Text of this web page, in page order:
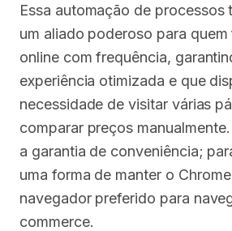
Essa automação de processos
um aliado poderoso para
online com frequência,
experiência otimizada e que
necessidade de visitar várias
comparar preços
a garantia de conveniência;
uma forma de manter o
navegador preferido para
commerce.